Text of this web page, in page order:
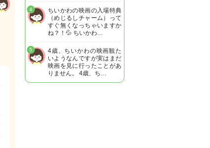
ちいかわの映画の入場特典
（めじるしチャーム）って
すぐ無くなっちゃいますか
ね？！💦 ちいかわ…
4
4歳、ちいかわの映画観た
いようなんですが実はまだ
映画を見に行ったことがあ
りません。 4歳、ち…
5